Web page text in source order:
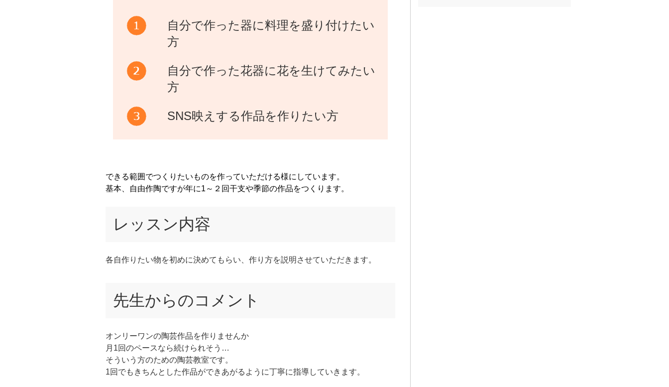
自分で作った器に料理を盛り付けたい
方
自分で作った花器に花を生けてみたい
方
SNS映えする作品を作りたい方
できる範囲でつくりたいものを作っていただける様にしています。
基本、自由作陶ですが年に1～２回干支や季節の作品をつくります。
レッスン内容
各自作りたい物を初めに決めてもらい、作り方を説明させていただきます。
先生からのコメント
オンリーワンの陶芸作品を作りませんか
月1回のペースなら続けられそう…
そういう方のための陶芸教室です。
1回でもきちんとした作品ができあがるように丁寧に指導していきます。